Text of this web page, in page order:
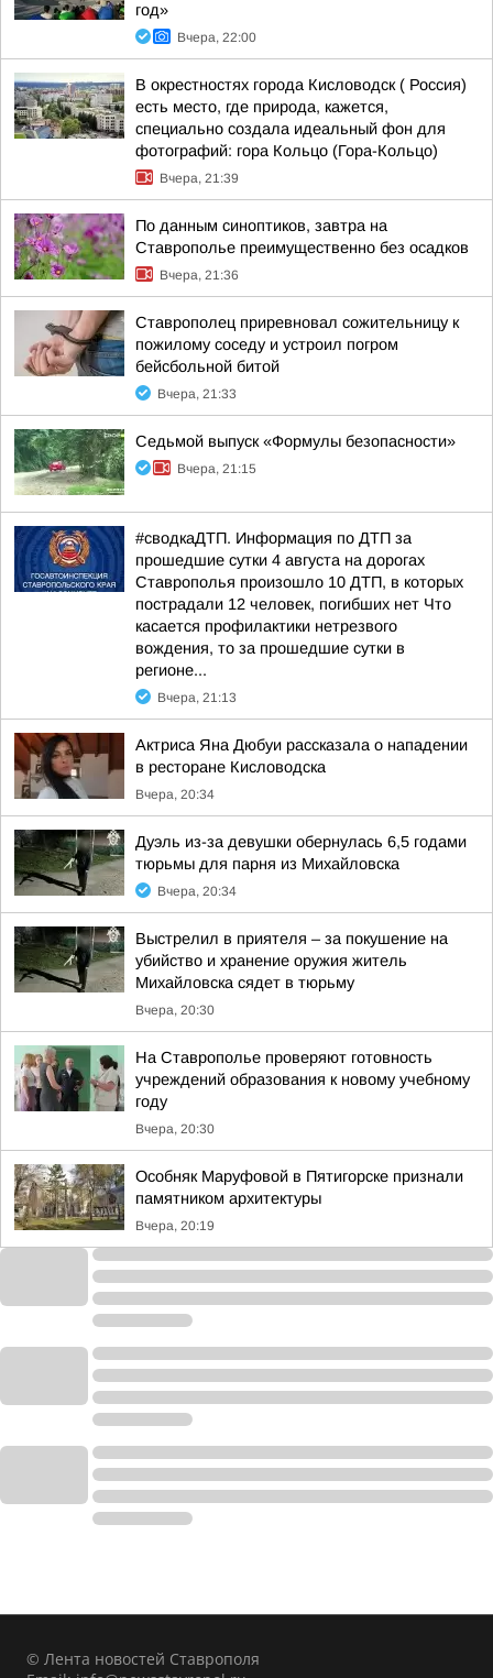
год»
Вчера, 22:00
В окрестностях города Кисловодск ( Россия)
есть место, где природа, кажется,
специально создала идеальный фон для
фотографий: гора Кольцо (Гора-Кольцо)
Вчера, 21:39
По данным синоптиков, завтра на
Ставрополье преимущественно без осадков
Вчера, 21:36
Ставрополец приревновал сожительницу к
пожилому соседу и устроил погром
бейсбольной битой
Вчера, 21:33
Седьмой выпуск «Формулы безопасности»
Вчера, 21:15
#сводкаДТП. Информация по ДТП за
прошедшие сутки 4 августа на дорогах
Ставрополья произошло 10 ДТП, в которых
пострадали 12 человек, погибших нет Что
касается профилактики нетрезвого
вождения, то за прошедшие сутки в
регионе...
Вчера, 21:13
Актриса Яна Дюбуи рассказала о нападении
в ресторане Кисловодска
Вчера, 20:34
Дуэль из-за девушки обернулась 6,5 годами
тюрьмы для парня из Михайловска
Вчера, 20:34
Выстрелил в приятеля – за покушение на
убийство и хранение оружия житель
Михайловска сядет в тюрьму
Вчера, 20:30
На Ставрополье проверяют готовность
учреждений образования к новому учебному
году
Вчера, 20:30
Особняк Маруфовой в Пятигорске признали
памятником архитектуры
Вчера, 20:19
© Лента новостей Ставрополя